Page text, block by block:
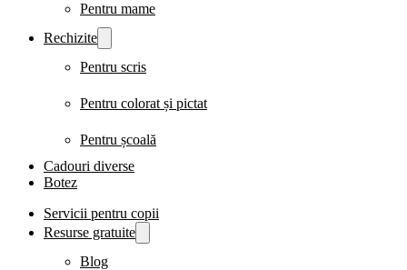
Pentru mame
Rechizite
Pentru scris
Pentru colorat și pictat
Pentru școală
Cadouri diverse
Botez
Servicii pentru copii
Resurse gratuite
Blog